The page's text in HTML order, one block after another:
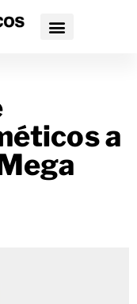
a